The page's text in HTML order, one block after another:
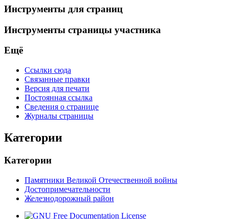
Инструменты для страниц
Инструменты страницы участника
Ещё
Ссылки сюда
Связанные правки
Версия для печати
Постоянная ссылка
Сведения о странице
Журналы страницы
Категории
Категории
Памятники Великой Отечественной войны
Достопримечательности
Железнодорожный район